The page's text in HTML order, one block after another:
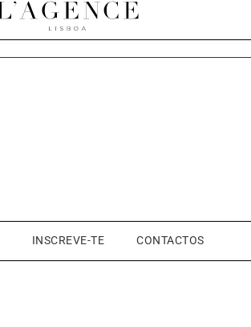
INSCREVE-TE CONTACTOS